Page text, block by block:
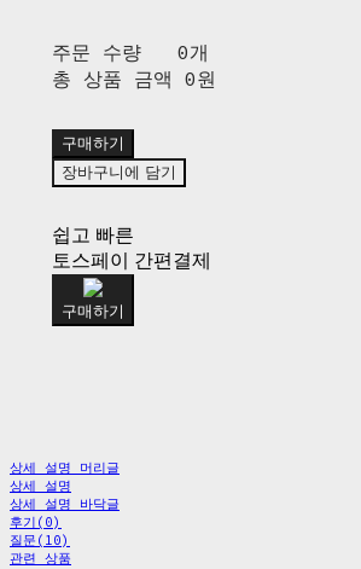
주문 수량
0개
총 상품 금액 0원
구매하기
장바구니에 담기
쉽고 빠른
토스페이 간편결제
구매하기
상세 설명 머리글
상세 설명
상세 설명 바닥글
후기(0)
질문(10)
관련 상품